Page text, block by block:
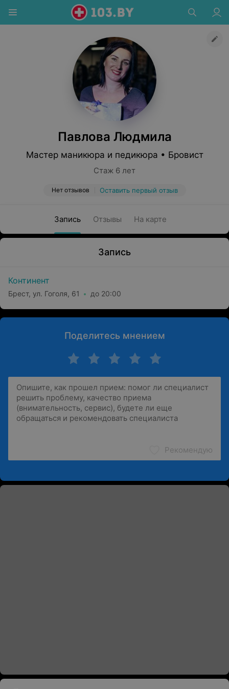
Павлова Людмила
Мастер маникюра и педикюра • Бровист
Стаж 6 лет
Нет отзывов Оставить первый отзыв
Запись Отзывы На карте
Запись
Континент
Брест, ул. Гоголя, 61 до 20:00
Поделитесь мнением
Рекомендую